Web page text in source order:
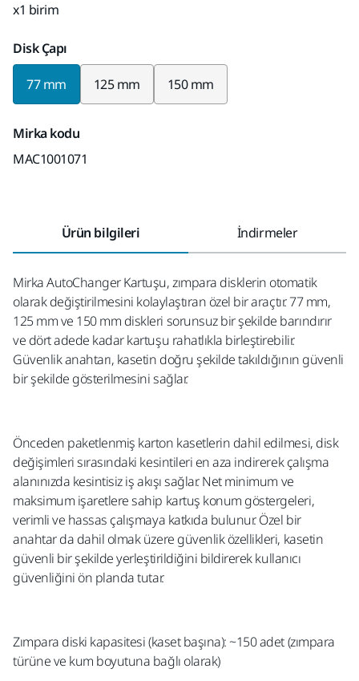
x1 birim
Disk Çapı
77 mm 125 mm 150 mm
Mirka kodu
MAC1001071
Ürün bilgileri İndirmeler
Mirka AutoChanger Kartuşu, zımpara disklerin otomatik
olarak değiştirilmesini kolaylaştıran özel bir araçtır. 77 mm,
125 mm ve 150 mm diskleri sorunsuz bir şekilde barındırır
ve dört adede kadar kartuşu rahatlıkla birleştirebilir.
Güvenlik anahtarı, kasetin doğru şekilde takıldığının güvenli
bir şekilde gösterilmesini sağlar.
Önceden paketlenmiş karton kasetlerin dahil edilmesi, disk
değişimleri sırasındaki kesintileri en aza indirerek çalışma
alanınızda kesintisiz iş akışı sağlar. Net minimum ve
maksimum işaretlere sahip kartuş konum göstergeleri,
verimli ve hassas çalışmaya katkıda bulunur. Özel bir
anahtar da dahil olmak üzere güvenlik özellikleri, kasetin
güvenli bir şekilde yerleştirildiğini bildirerek kullanıcı
güvenliğini ön planda tutar.
Zımpara diski kapasitesi (kaset başına): ~150 adet (zımpara
türüne ve kum boyutuna bağlı olarak)